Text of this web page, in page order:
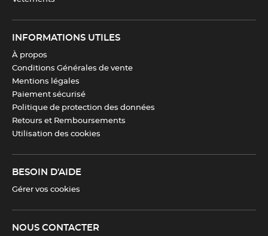
INFORMATIONS UTILES
À propos
Conditions Générales de vente
Mentions légales
Paiement sécurisé
Politique de protection des données
Retours et Remboursements
Utilisation des cookies
BESOIN D'AIDE
Gérer vos cookies
NOUS CONTACTER